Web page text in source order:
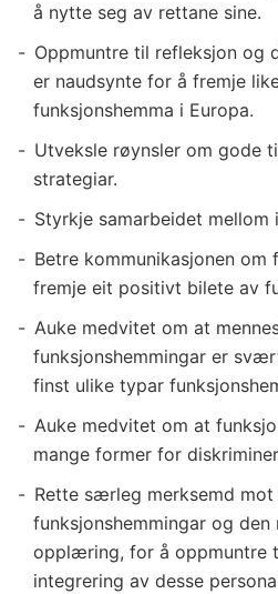
å nytte seg av rettane sine.
Oppmuntre til refleksjon og
er naudsynte for å fremje
funksjonshemma i Europa.
Utveksle røynsler om gode
strategiar.
Styrkje samarbeidet mellom
Betre kommunikasjonen om
fremje eit positivt bilete av
Auke medvitet om at
funksjonshemmingar er
finst ulike typar
Auke medvitet om at
mange former for
Rette særleg merksemd
funksjonshemmingar og
opplæring, for å oppmuntre
integrering av desse